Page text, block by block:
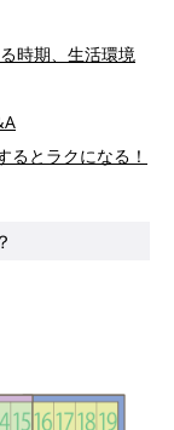
時期、生活環境
るとラクになる！